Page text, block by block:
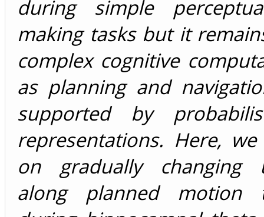
during simple
making tasks but it
complex cognitive
as planning and
supported by
representations. Here, we
on gradually changing
along planned motion